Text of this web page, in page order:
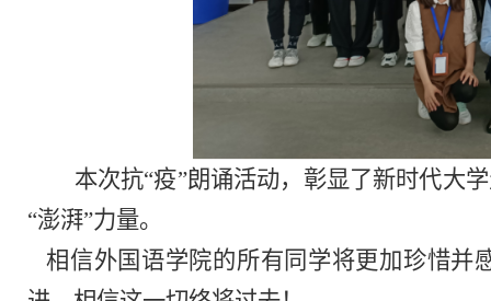
本次抗“疫”朗诵活动，彰显了新时代大
“澎湃”力量。
相信外国语学院的所有同学将更加珍惜并